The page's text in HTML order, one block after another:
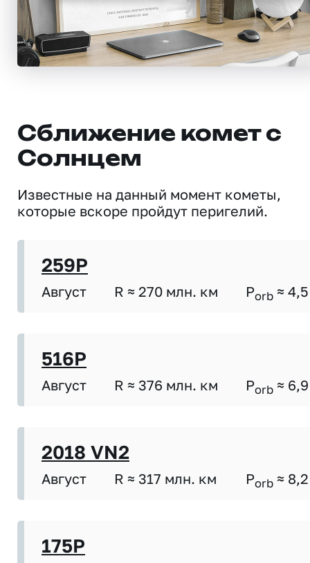
Сближение комет с
Солнцем
Известные на данный момент кометы,
которые вскоре пройдут перигелий.
259P
Август R ≈ 270 млн. км Porb ≈ 4,5
516P
Август R ≈ 376 млн. км Porb ≈ 6,9
2018 VN2
Август R ≈ 317 млн. км Porb ≈ 8,2
175P